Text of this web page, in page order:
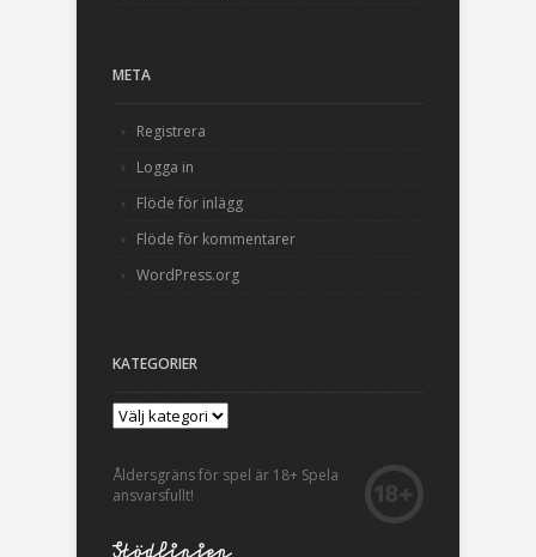
META
Registrera
Logga in
Flöde för inlägg
Flöde för kommentarer
WordPress.org
KATEGORIER
Åldersgräns för spel är 18+ Spela
ansvarsfullt!